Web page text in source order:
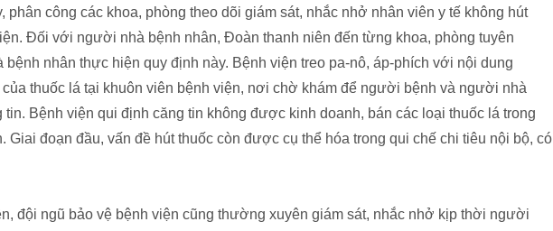
phân công các khoa, phòng theo dõi giám sát, nhắc nhở nhân viên y tế không hút
Đối với người nhà bệnh nhân, Đoàn thanh niên đến từng khoa, phòng tuyên
nhân thực hiện quy định này. Bệnh viện treo pa-nô, áp-phích với nội dung
của thuốc lá tại khuôn viên bệnh viện, nơi chờ khám để người bệnh và người nhà
tin. Bệnh viện qui định căng tin không được kinh doanh, bán các loại thuốc lá trong
Giai đoạn đầu, vấn đề hút thuốc còn được cụ thể hóa trong qui chế chi tiêu nội bộ, có
đội ngũ bảo vệ bệnh viện cũng thường xuyên giám sát, nhắc nhở kịp thời người